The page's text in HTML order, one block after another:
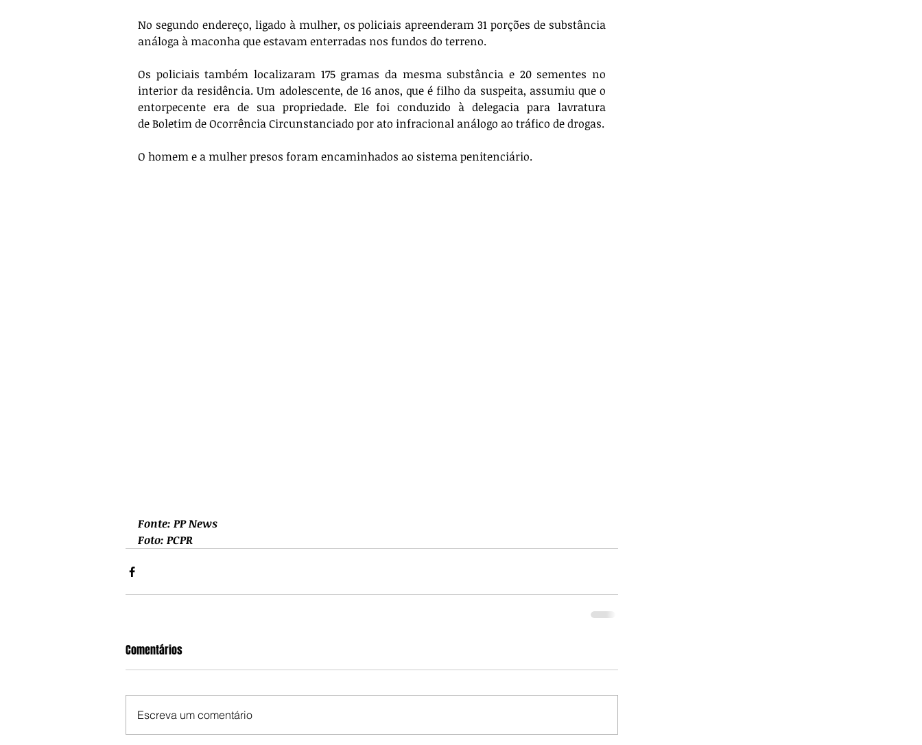
No segundo endereço, ligado à mulher, os policiais apreenderam 31 porções de substância
análoga à maconha que estavam enterradas nos fundos do terreno.
Os policiais também localizaram 175 gramas da mesma substância e 20 sementes no
interior da residência. Um adolescente, de 16 anos, que é filho da suspeita, assumiu que o
entorpecente era de sua propriedade. Ele foi conduzido à delegacia para lavratura
O homem e a mulher presos foram encaminhados ao sistema penitenciário.
Fonte: PP News
Foto: PCPR
Comentários
Escreva um comentário